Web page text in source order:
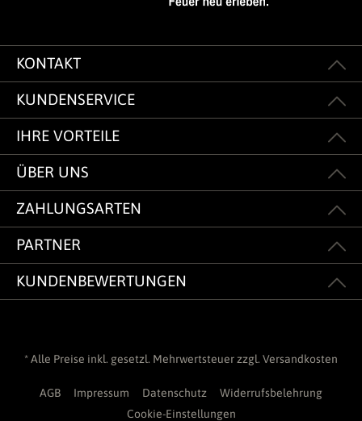
KONTAKT
KUNDENSERVICE
IHRE VORTEILE
ÜBER UNS
ZAHLUNGSARTEN
PARTNER
KUNDENBEWERTUNGEN
* Alle Preise inkl. gesetzl. Mehrwertsteuer zzgl. Versandkosten
AGB Impressum Datenschutz
Widerrufsbelehrung
Cookie-Einstellungen